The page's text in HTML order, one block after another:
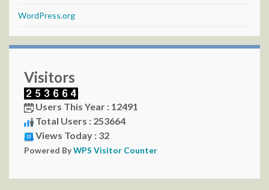
WordPress.org
Visitors
Users This Year : 12491
Total Users : 253664
Views Today : 32
Powered ByWPS Visitor Counter